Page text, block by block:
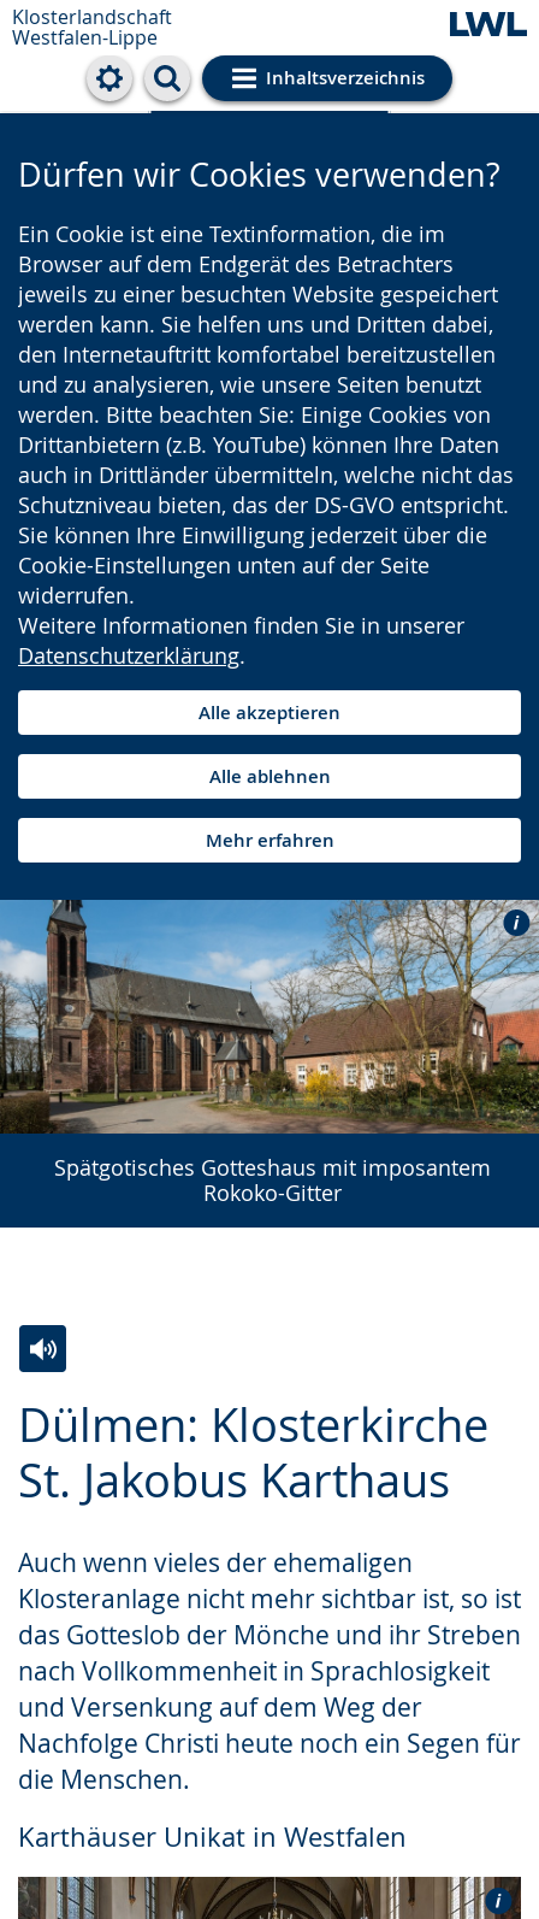
Klosterlandschaft
Westfalen-Lippe
Inhaltsverzeichnis
Cookie-Einstellungen
Dürfen wir Cookies verwenden?
Ein Cookie ist eine Textinformation, die im
Browser auf dem Endgerät des Betrachters
jeweils zu einer besuchten Website gespeichert
werden kann. Sie helfen uns und Dritten dabei,
den Internetauftritt komfortabel bereitzustellen
und zu analysieren, wie unsere Seiten benutzt
werden. Bitte beachten Sie: Einige Cookies von
Drittanbietern (z.B. YouTube) können Ihre Daten
auch in Drittländer übermitteln, welche nicht das
Schutzniveau bieten, das der DS-GVO entspricht.
Sie können Ihre Einwilligung jederzeit über die
Cookie-Einstellungen unten auf der Seite
widerrufen.
Weitere Informationen finden Sie in unserer
Datenschutzerklärung.
Alle akzeptieren
Alle ablehnen
Mehr erfahren
Spätgotisches Gotteshaus mit imposantem
Rokoko-Gitter
Dülmen: Klosterkirche
St. Jakobus Karthaus
Auch wenn vieles der ehemaligen
Klosteranlage nicht mehr sichtbar ist, so ist
das Gotteslob der Mönche und ihr Streben
nach Vollkommenheit in Sprachlosigkeit
und Versenkung auf dem Weg der
Nachfolge Christi heute noch ein Segen für
die Menschen.
Karthäuser Unikat in Westfalen
Leichten
Sprache
wechseln.
Audio-
Unterstützung.
Video
in
Deutscher
wird
angezeigt.